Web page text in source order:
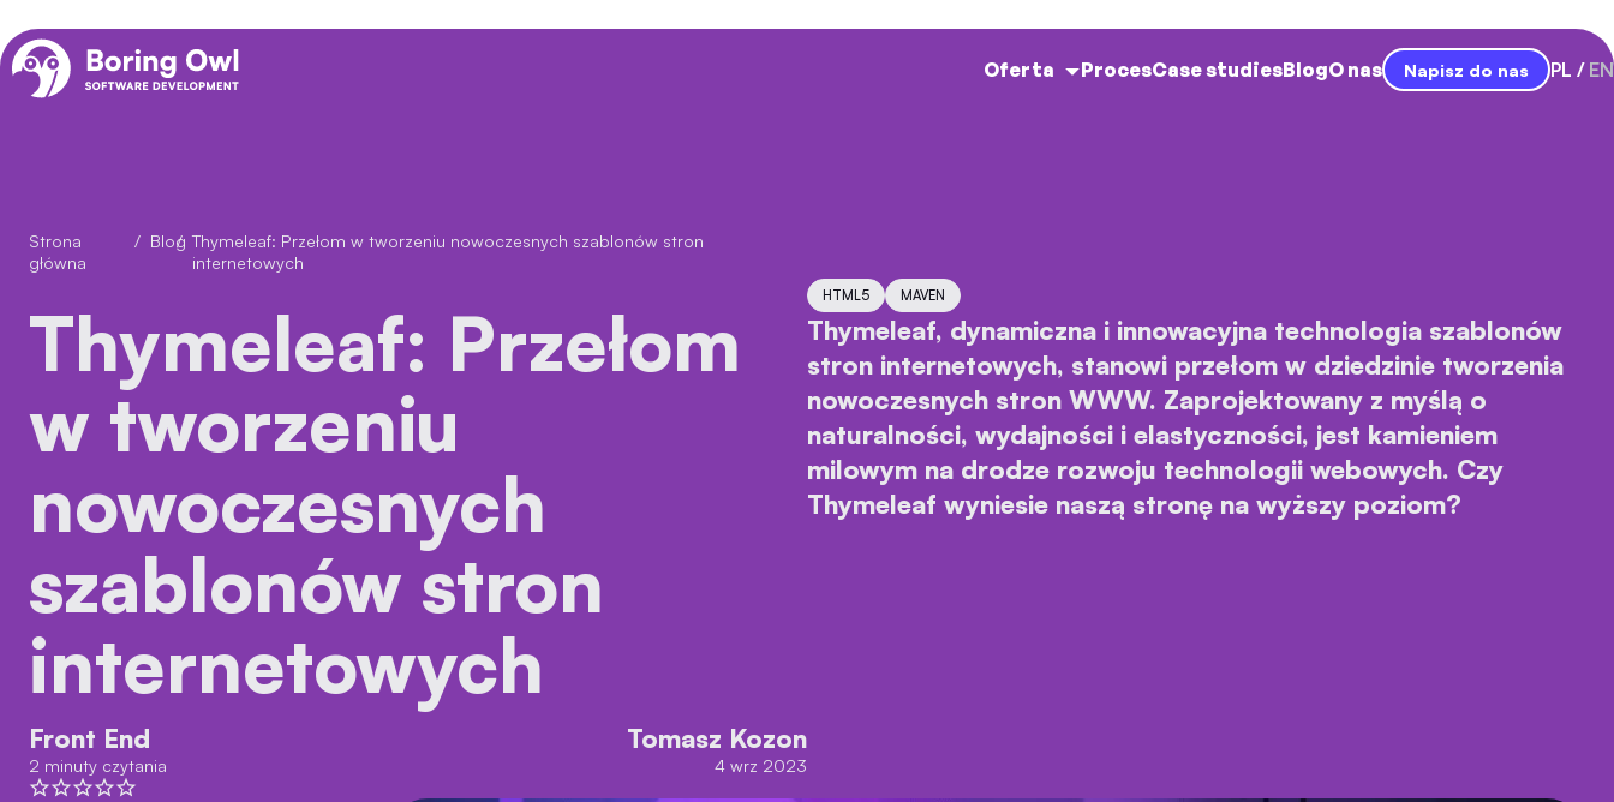
Oferta ProcesCase studiesBlogO nas Napisz do nas PL EN
Strona
główna
/ Blog
/ Thymeleaf: Przełom w tworzeniu nowoczesnych szablonów stron
internetowych
Thymeleaf: Przełom
w tworzeniu
nowoczesnych
szablonów stron
internetowych
Front End
2 minuty czytania
Tomasz Kozon
4 wrz 2023
HTML5 MAVEN
Thymeleaf, dynamiczna i innowacyjna technologia szablonów
stron internetowych, stanowi przełom w dziedzinie tworzenia
nowoczesnych stron WWW. Zaprojektowany z myślą o
naturalności, wydajności i elastyczności, jest kamieniem
milowym na drodze rozwoju technologii webowych. Czy
Thymeleaf wyniesie naszą stronę na wyższy poziom?